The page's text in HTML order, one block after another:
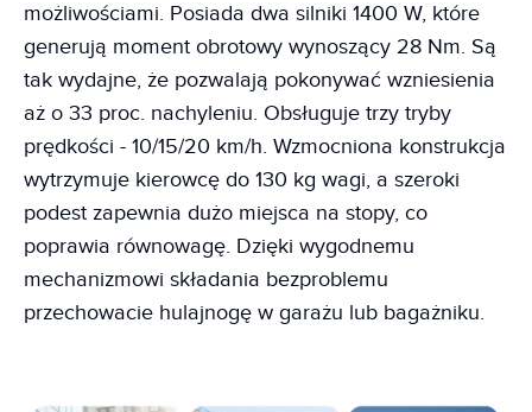
możliwościami. Posiada dwa silniki 1400 W, które
generują moment obrotowy wynoszący 28 Nm. Są
tak wydajne, że pozwalają pokonywać wzniesienia
aż o 33 proc. nachyleniu. Obsługuje trzy tryby
prędkości - 10/15/20 km/h. Wzmocniona konstrukcja
wytrzymuje kierowcę do 130 kg wagi, a szeroki
podest zapewnia dużo miejsca na stopy, co
poprawia równowagę. Dzięki wygodnemu
mechanizmowi składania bezproblemu
przechowacie hulajnogę w garażu lub bagażniku.